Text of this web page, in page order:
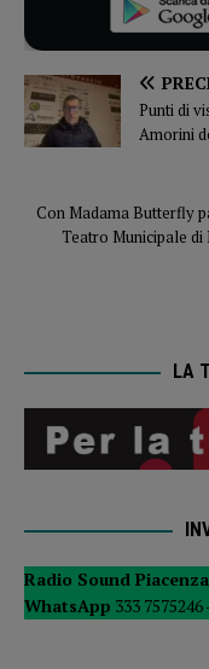
Punti di
Amorini
Con Madama Butterfly
Teatro Municipale di
LA
Radio Sound
WhatsApp 333 7575246